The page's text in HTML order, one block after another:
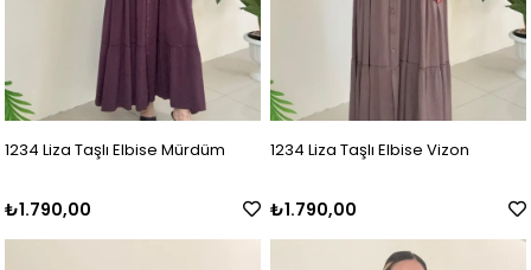
1234 Liza Taşlı Elbise Mürdüm
₺1.790,00
1234 Liza Taşlı Elbise Vizon
₺1.790,00